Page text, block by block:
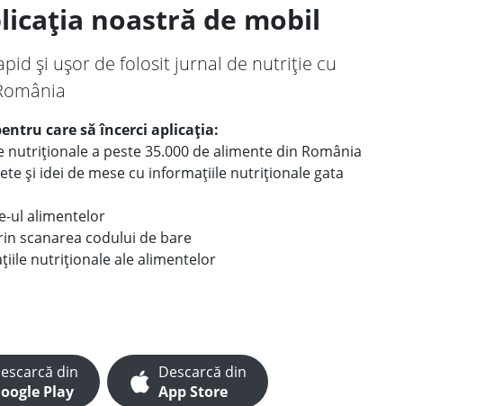
noastră de mobil
și ușor de folosit jurnal de nutriție cu
care să încerci aplicația:
nutriționale a peste 35.000 de alimente din România
și idei de mese cu informațiile nutriționale gata
ul alimentelor
scanarea codului de bare
nutriționale ale alimentelor
din
Play
Descarcă din
App Store